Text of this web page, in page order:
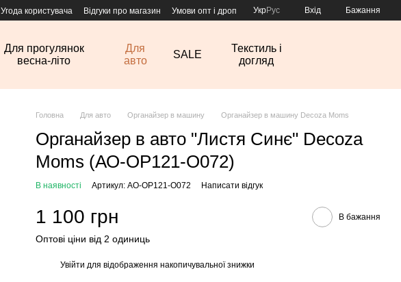
Угода користувача Відгуки про магазин Умови опт і дроп УкрРус Вхід Бажання
Для прогулянок
весна-літо
Для
авто
SALE
Текстиль і
догляд
Головна Для авто Органайзер в машину Органайзер в машину Decoza Moms
Органайзер в авто "Листя Синє" Decoza
Moms (АО-ОР121-О072)
В наявності Артикул: АО-ОР121-О072 Написати відгук
1 100 грн В бажання
Оптові ціни від 2 одиниць
Увійти для відображення накопичувальної знижки